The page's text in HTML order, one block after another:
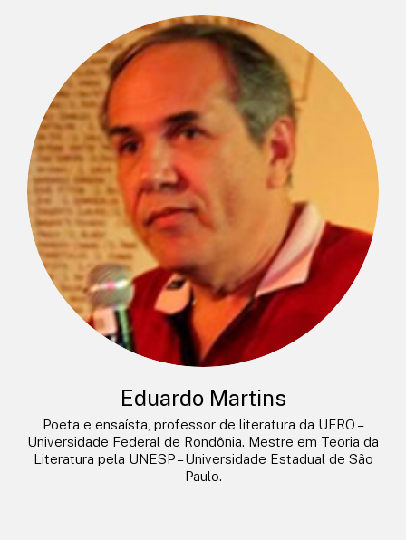
Eduardo Martins
Poeta e ensaísta, professor de literatura da UFRO –
Universidade Federal de Rondônia. Mestre em Teoria da
Literatura pela UNESP – Universidade Estadual de São
Paulo.